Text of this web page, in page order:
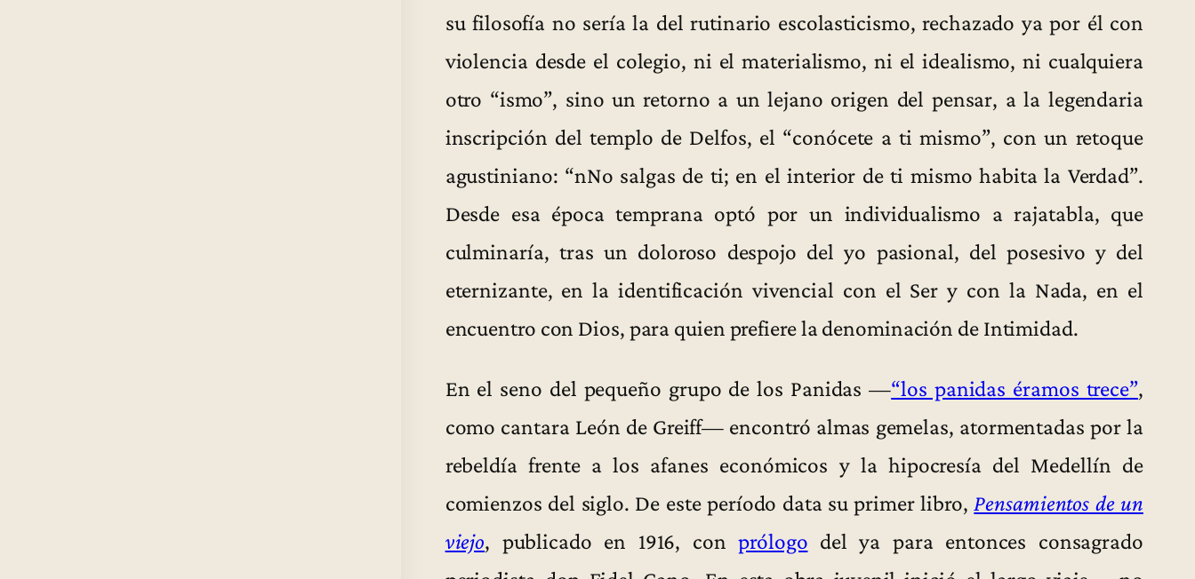
su filosofía no sería la del rutinario escolasticismo, rechazado ya por él con
violencia desde el colegio, ni el materialismo, ni el idealismo, ni cualquiera
otro “ismo”, sino un retorno a un lejano origen del pensar, a la legendaria
inscripción del templo de Delfos, el “conócete a ti mismo”, con un retoque
agustiniano: “nNo salgas de ti; en el interior de ti mismo habita la Verdad”.
Desde esa época temprana optó por un individualismo a rajatabla, que
culminaría, tras un doloroso despojo del yo pasional, del posesivo y del
eternizante, en la identificación vivencial con el Ser y con la Nada, en el
encuentro con Dios, para quien prefiere la denominación de Intimidad.
En el seno del pequeño grupo de los Panidas —“los panidas éramos trece”,
como cantara León de Greiff— encontró almas gemelas, atormentadas por la
rebeldía frente a los afanes económicos y la hipocresía del Medellín de
comienzos del siglo. De este período data su primer libro, Pensamientos de un
viejo, publicado en 1916, conprólogo del ya para entonces consagrado